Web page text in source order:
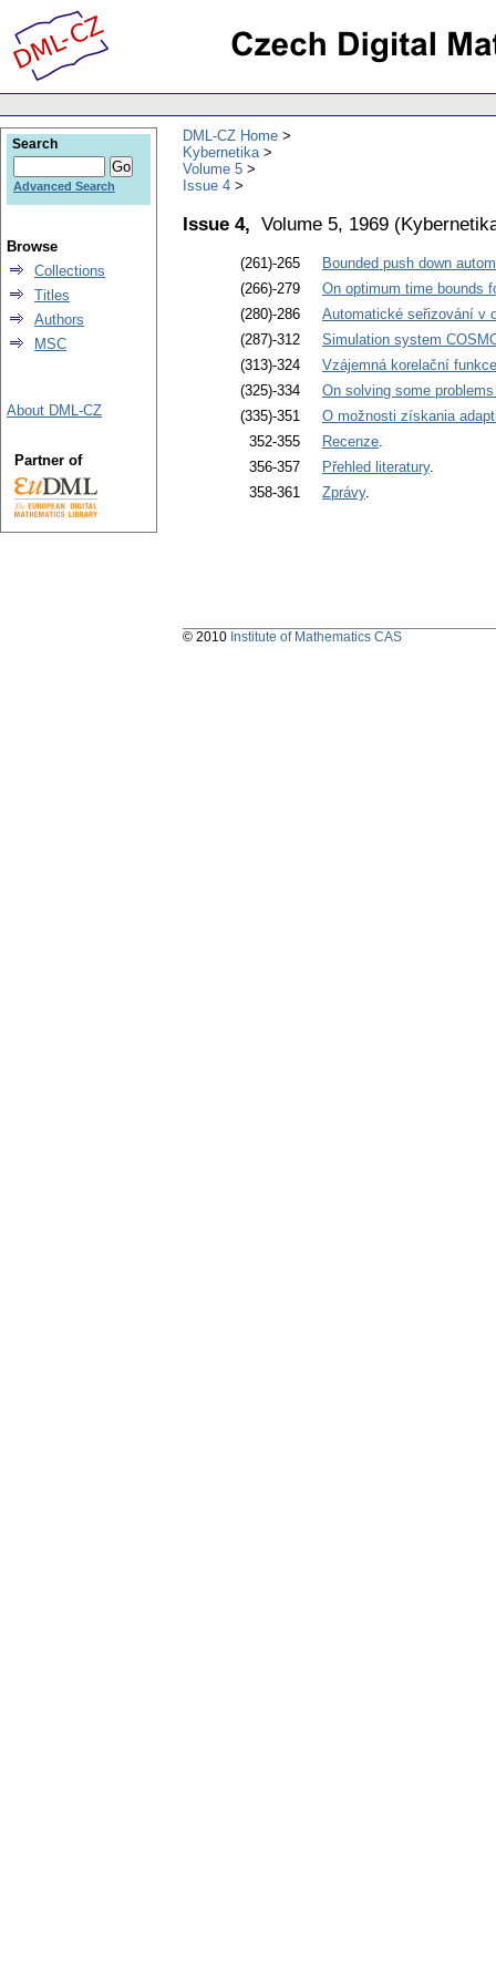
DML-CZ Home
Kybernetika
Volume 5
Issue 4
Issue 4, Volume 5, 1969 (
(261)-265
Bounded push down
(266)-279
On optimum time bounds
(280)-286
Automatické seřizování v
(287)-312
Simulation system
(313)-324
Vzájemná korelační
(325)-334
On solving some
(335)-351
O možnosti získania
352-355
Recenze.
356-357
Přehled literatury.
358-361
Zprávy.
Search
Advanced Search
Browse
Collections
Titles
Authors
MSC
About DML-CZ
Partner of
© 2010 Institute of Mathematics CAS